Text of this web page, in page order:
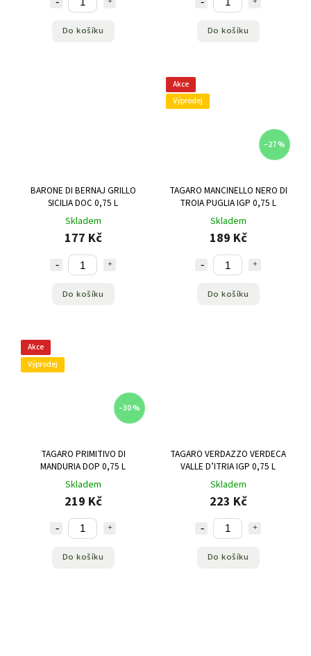
Do košíku Do košíku
BARONE DI BERNAJ GRILLO
SICILIA DOC 0,75 L
Skladem
177 Kč
Do košíku
Akce
Výprodej
–27 %
TAGARO MANCINELLO NERO DI
TROIA PUGLIA IGP 0,75 L
Skladem
189 Kč
Do košíku
Akce
Výprodej
–30 %
TAGARO PRIMITIVO DI
MANDURIA DOP 0,75 L
Skladem
219 Kč
Do košíku
TAGARO VERDAZZO VERDECA
VALLE D’ITRIA IGP 0,75 L
Skladem
223 Kč
Do košíku